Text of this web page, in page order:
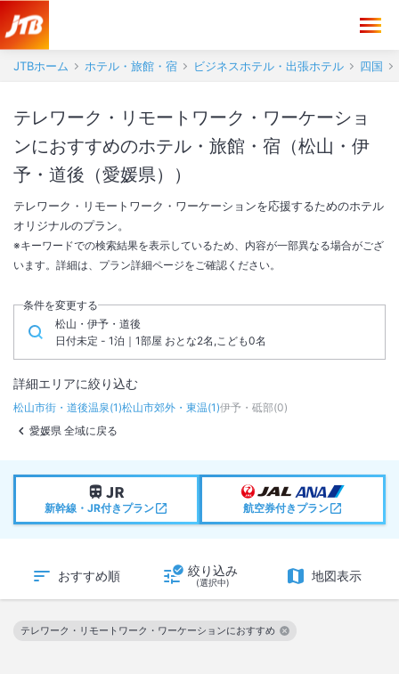
JTBホーム ホテル・旅館・宿 ビジネスホテル・出張ホテル 四国
テレワーク・リモートワーク・ワーケーショ
ンにおすすめのホテル・旅館・宿（松山・伊
予・道後（愛媛県））
テレワーク・リモートワーク・ワーケーションを応援するためのホテル
オリジナルのプラン。
※キーワードでの検索結果を表示しているため、内容が一部異なる場合がござ
います。詳細は、プラン詳細ページをご確認ください。
条件を変更する
松山・伊予・道後
日付未定 - 1泊｜1部屋 おとな2名,こども0名
詳細エリアに絞り込む
松山市街・道後温泉(1)松山市郊外・東温(1)伊予・砥部(0)
愛媛県 全域に戻る
新幹線・JR付きプラン 航空券付きプラン
おすすめ順 絞り込み
(選択中) 地図表示
テレワーク・リモートワーク・ワーケーションにおすすめ
この絞り込み条件を解除